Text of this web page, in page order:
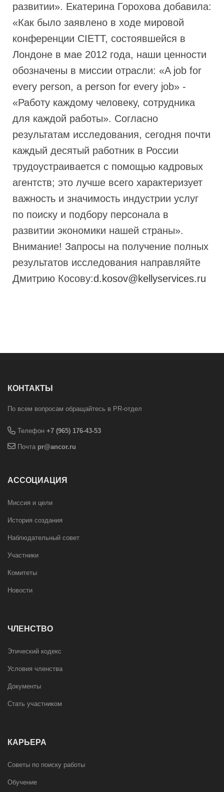
развитии». Екатерина Горохова добавила:
«Как было заявлено в ходе мировой
конференции CIETT, состоявшейся в
Лондоне в мае 2012 года, наши ценности
обозначены в миссии отрасли: «A job for
every person, a person for every job» -
«Работу каждому человеку, сотрудника
для каждой работы». Согласно
результатам исследования, сегодня почти
каждый десятый работник в России
трудоустраивается с помощью кадровых
агентств; это лучше всего характеризует
важность и значимость индустрии услуг
по поиску и подбору персонала в
развитии экономики нашей страны».
Внимание! Запросы на получение полных
результатов исследования направляйте
Дмитрию Косову:d.kosov@kellyservices.ru
КОНТАКТЫ
По всем вопросам обращайтесь в PR-отдел
Телефон +7 (965) 176-43-53
Почта pr@ancor.ru
АССОЦИАЦИЯ
Миссия и цели
История создания
Наблюдательный совет
Участники
Комитеты
Новости
ЧЛЕНСТВО
Этический кодекс
Условия членства
Документы
Стать участником
КАРЬЕРА
Советы по поиску работы
Обучение